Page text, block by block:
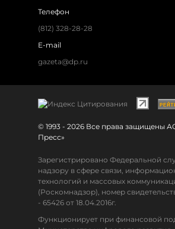
Телефон
(812) 328-28-28
E-mail
gazeta@dp.ru
© 1993 - 2026 Все права защищены
Пресс»
Зарегистрировано Федеральной
надзору в сфере связи,
технологий и массовых
(Роскомнадзор), номер
- 65426 от 18.04.2016г.
Функционирует при финансовой